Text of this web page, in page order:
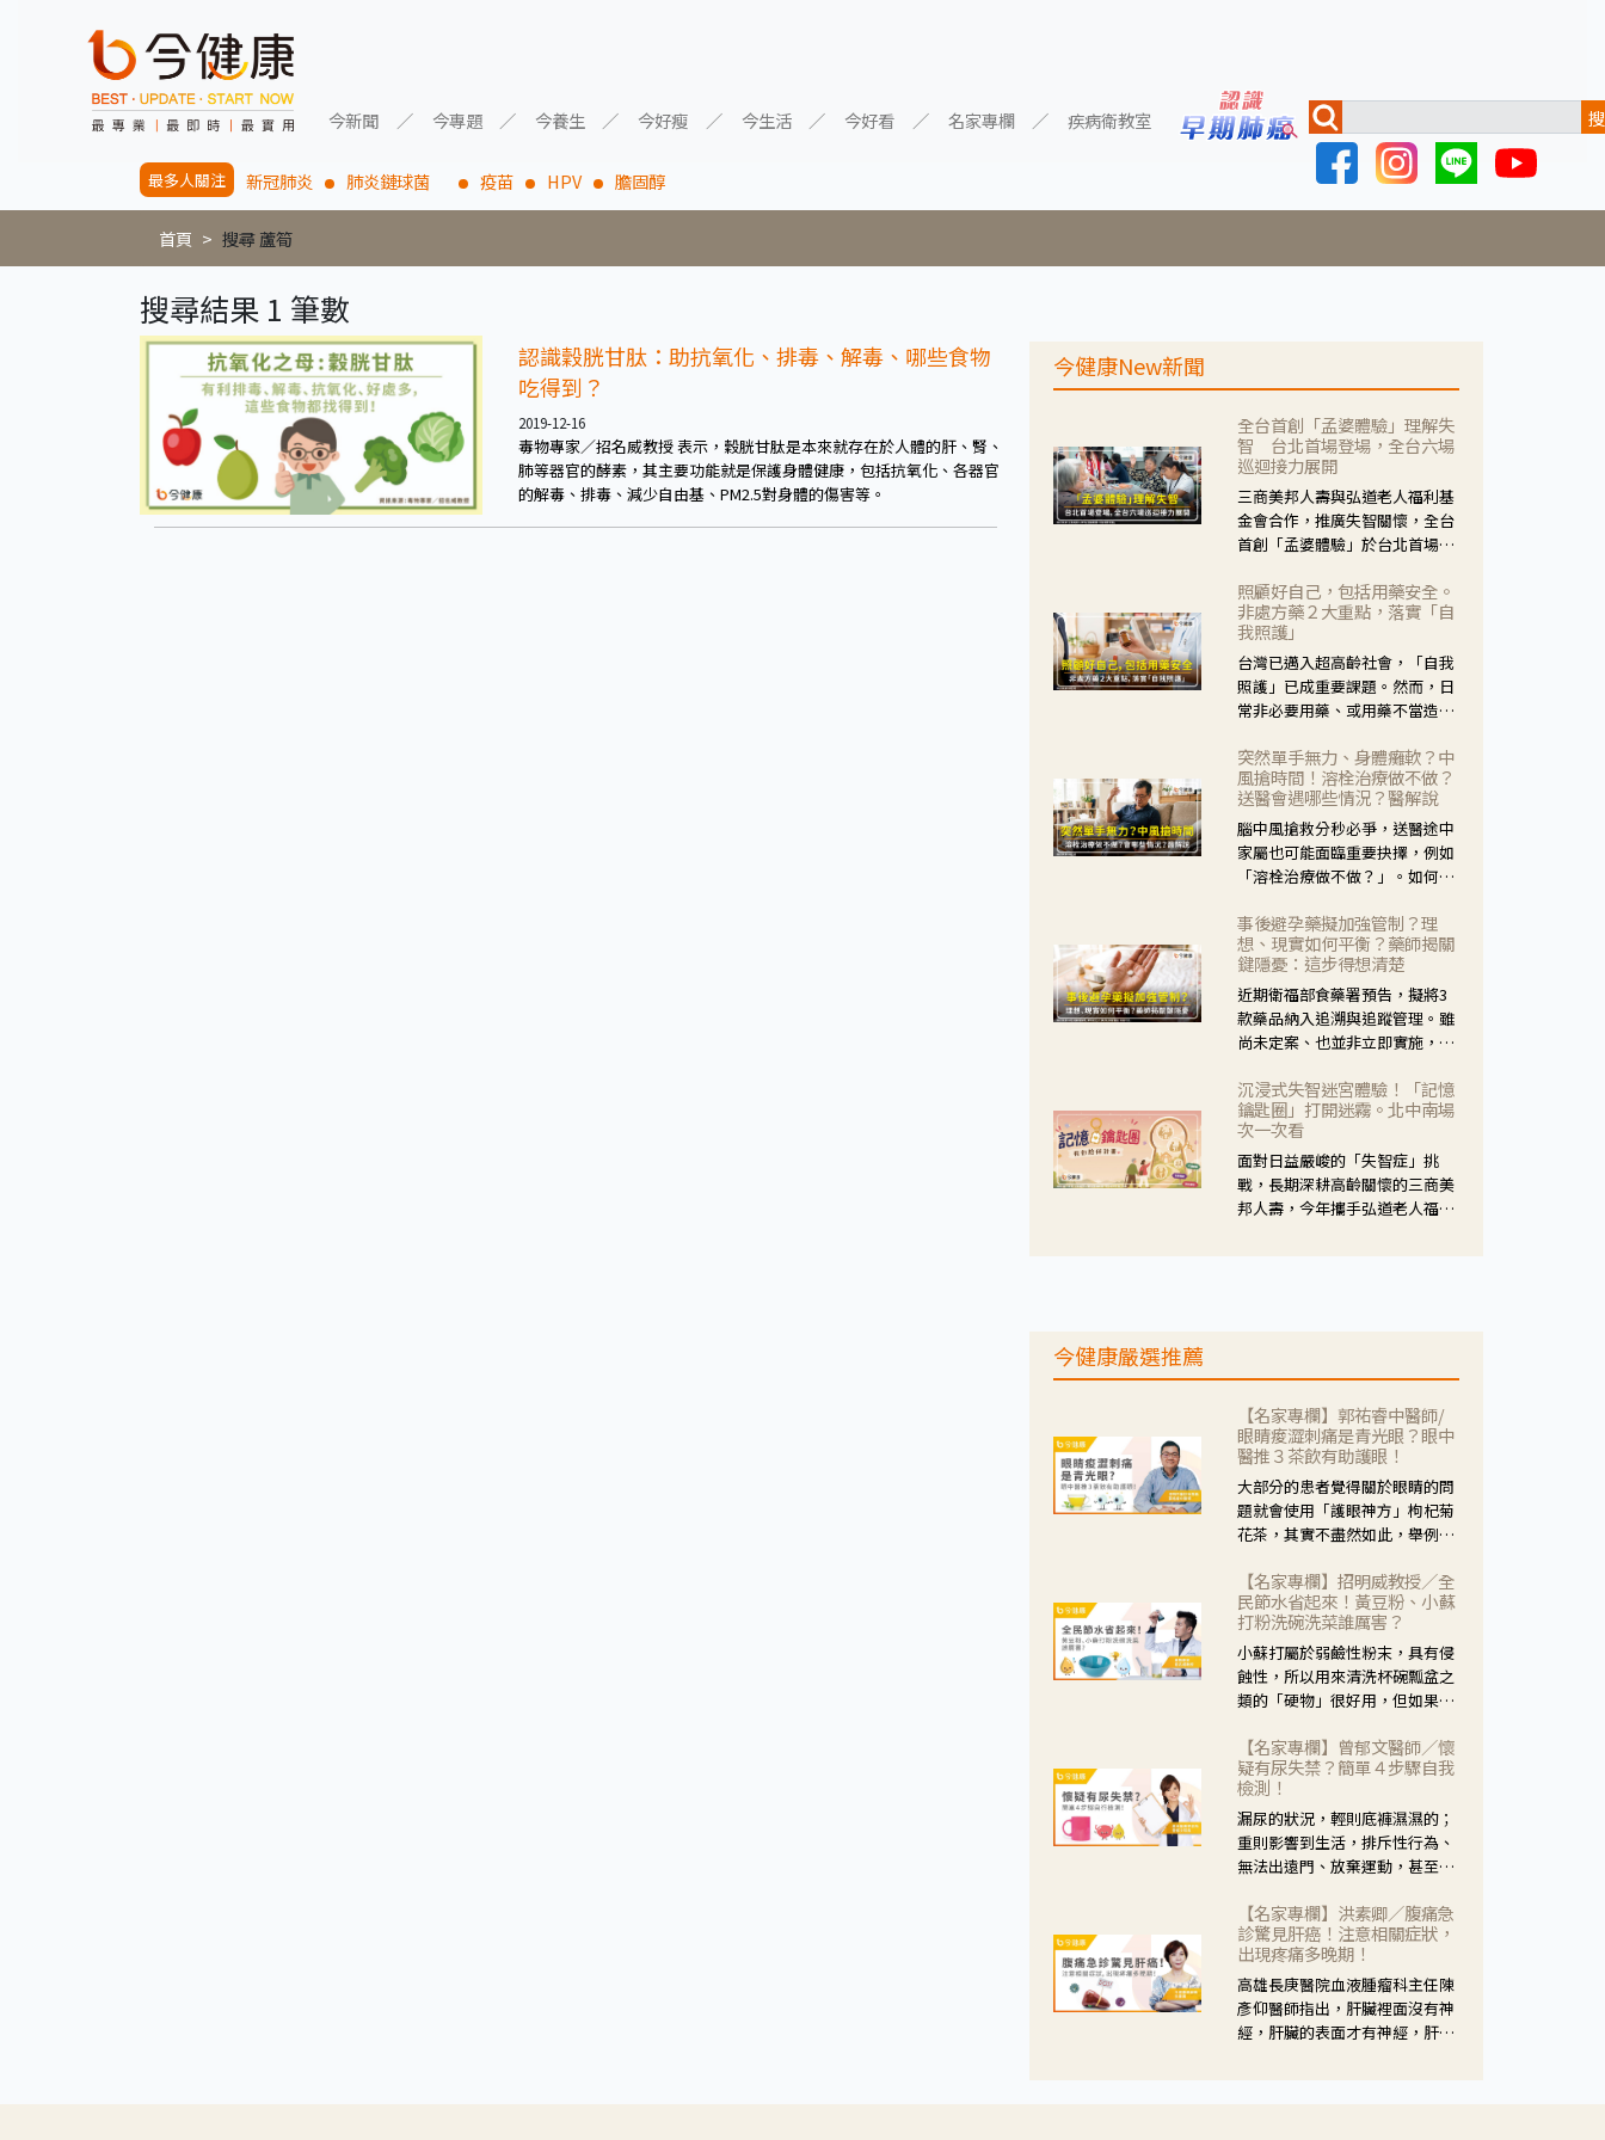
今新聞 今專題 今養生 今好瘦 今生活 今好看 名家專欄 疾病衛教室
最多人關注 新冠肺炎 肺炎鏈球菌 疫苗 HPV 膽固醇
首頁 搜尋 蘆筍
搜尋結果 1 筆數
認識穀胱甘肽：助抗氧化、排毒、解毒、哪些食物
吃得到？
2019-12-16
毒物專家／招名威教授 表示，穀胱甘肽是本來就存在於人體的肝、腎、
肺等器官的酵素，其主要功能就是保護身體健康，包括抗氧化、各器官
的解毒、排毒、減少自由基、PM2.5對身體的傷害等。
今健康New新聞
全台首創「孟婆體驗」理解失
智 台北首場登場，全台六場
巡迴接力展開
三商美邦人壽與弘道老人福利基
金會合作，推廣失智關懷，全台
首創「孟婆體驗」於台北首場實
模式，用結合情境互動等豐富活
動，將抽象的失智轉化為可感
受、可討論的生活情境，並引導
民眾在家人開始出現改變時，以
理解取代責備、以耐心回應不
安。
照顧好自己，包括用藥安全。
非處方藥２大重點，落實「自
我照護」
台灣已邁入超高齡社會，「自我
照護」已成重要課題。然而，日
常非必要用藥、或用藥不當造成
在重要。社團法人台灣自我照護
產業協會 提出「非處方藥正確使
用」與「藥師給力」，鼓勵民眾
建立安全且正確的自我照護習
慣。
突然單手無力、身體癱軟？中
風搶時間！溶栓治療做不做？
送醫會遇哪些情況？醫解說
腦中風搶救分秒必爭，送醫途中
家屬也可能面臨重要抉擇，例如
「溶栓治療做不做？」。如何搶
會理事長陳龍醫師解說！
事後避孕藥擬加強管制？理
想、現實如何平衡？藥師揭關
鍵隱憂：這步得想清楚
近期衛福部食藥署預告，擬將3
款藥品納入追溯與追蹤管理。雖
尚未定案、也並非立即實施，不
人杰藥師表示，這三款藥物目
的、作用、風險各有不同，管制
與否所帶來的後許影響也不同，
可先了解其特性。
沉浸式失智迷宮體驗！「記憶
鑰匙圈」打開迷霧。北中南場
次一次看
面對日益嚴峻的「失智症」挑
戰，長期深耕高齡關懷的三商美
邦人壽，今年攜手弘道老人福利
生活挑戰。
今健康嚴選推薦
【名家專欄】郭祐睿中醫師/
眼睛痠澀刺痛是青光眼？眼中
醫推３茶飲有助護眼！
大部分的患者覺得關於眼睛的問
題就會使用「護眼神方」枸杞菊
花茶，其實不盡然如此，舉例來
紅、眼睛痛、眼屎多而且顏色
黃，當然就可以使用枸杞菊花
茶，但是枸杞的劑量要少，菊花
的劑量要多；若是有以上症狀以
外，眼睛還會有灼熱感，眼屎多
到會「牽絲」，也就是水樣分泌
了，這時候就要使用菊花、金銀
花來治療；假如單純的眼睛乾
澀，結膜沒有紅，眼睛周圍沒有
眼屎，這種情況是屬於「陰
虛」，就可以使用枸杞、蓮藕、
麥門冬、山藥等比較滋潤的藥
【名家專欄】招明威教授／全
民節水省起來！黃豆粉、小蘇
打粉洗碗洗菜誰厲害？
小蘇打屬於弱鹼性粉末，具有侵
蝕性，所以用來清洗杯碗瓢盆之
類的「硬物」很好用，但如果用
特別注意用法用量，使用過多或
是浸泡太久，容易腐蝕蔬菜的纖
維，讓菜軟掉不清脆。
【名家專欄】曾郁文醫師／懷
疑有尿失禁？簡單４步驟自我
檢測！
漏尿的狀況，輕則底褲濕濕的；
重則影響到生活，排斥性行為、
無法出遠門、放棄運動，甚至怕
禁」的症狀，長期下來不敢與朋
友往來，低潮陰霾造成憂鬱症。
【名家專欄】洪素卿／腹痛急
診驚見肝癌！注意相關症狀，
出現疼痛多晚期！
高雄長庚醫院血液腫瘤科主任陳
彥仰醫師指出，肝臟裡面沒有神
經，肝臟的表面才有神經，肝臟